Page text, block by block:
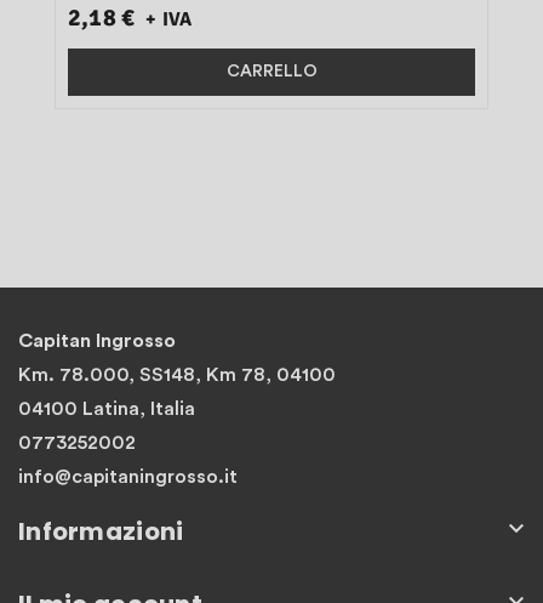
2,18 € + IVA
CARRELLO
Capitan Ingrosso
Km. 78.000, SS148, Km 78, 04100
04100 Latina, Italia
0773252002
info@capitaningrosso.it
Informazioni 